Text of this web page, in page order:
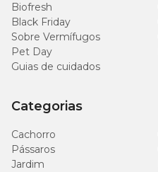
Biofresh
Black Friday
Sobre Vermífugos
Pet Day
Guias de cuidados
Categorias
Cachorro
Pássaros
Jardim